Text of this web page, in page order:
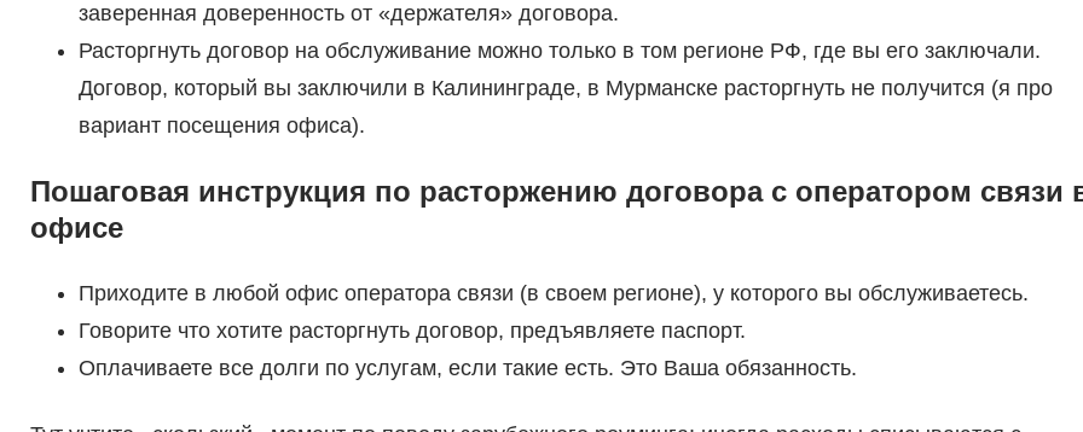
заверенная доверенность от «держателя» договора.
Расторгнуть договор на обслуживание можно только в том регионе РФ, где вы его заключали.
Договор, который вы заключили в Калининграде, в Мурманске расторгнуть не получится (я про
вариант посещения офиса).
Пошаговая инструкция по расторжению договора с оператором связи
офисе
Приходите в любой офис оператора связи (в своем регионе), у которого вы обслуживаетесь.
Говорите что хотите расторгнуть договор, предъявляете паспорт.
Оплачиваете все долги по услугам, если такие есть. Это Ваша обязанность.